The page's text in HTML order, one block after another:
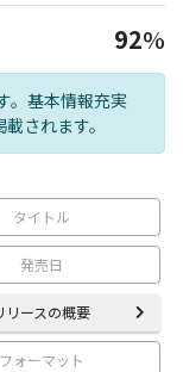
92%
。基本情報充実
されます。
タイトル
発売日
リースの概要
フォーマット